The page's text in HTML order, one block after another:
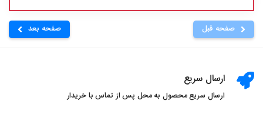
صفحه قبل صفحه بعد
ارسال سریع
ارسال سریع محصول به محل پس از تماس با خریدار